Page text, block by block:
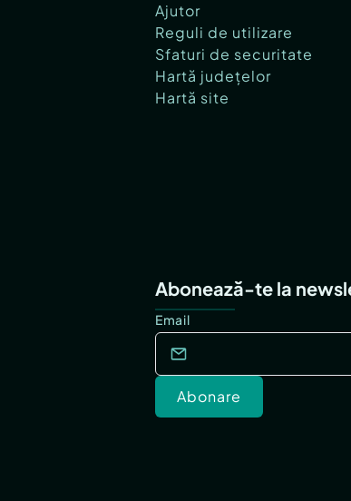
Ajutor
Reguli de utilizare
Sfaturi de securitate
Hartă județelor
Hartă site
Abonează-te la
Email
Abonare